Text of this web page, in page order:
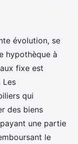
à
variable
évolution, se
hypothèque à
fixe est
Les
qui
des biens
une partie
le